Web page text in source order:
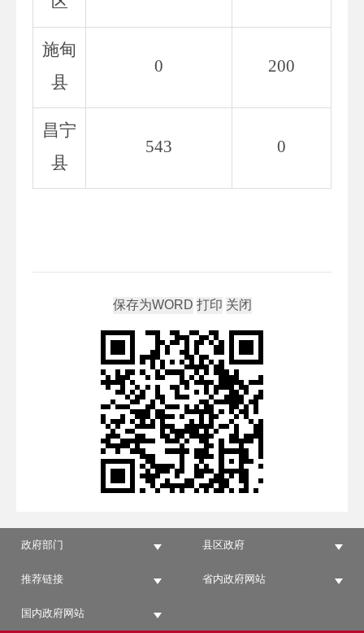
施甸
县
0 200
昌宁
县
543 0
政府部门 县区政府
推荐链接 省内政府网站
国内政府网站